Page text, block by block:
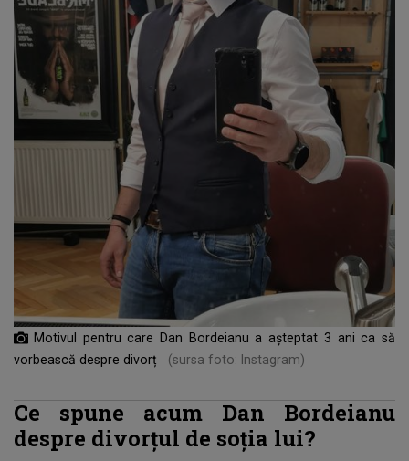
Motivul pentru care Dan Bordeianu a așteptat 3 ani ca să
vorbească despre divorț
(sursa foto: Instagram)
Ce spune acum Dan Bordeianu
despre divorțul de soția lui?